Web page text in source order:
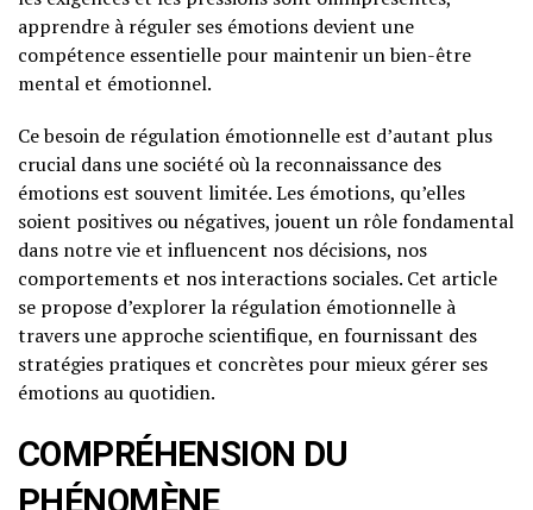
apprendre à réguler ses émotions devient une
compétence essentielle pour maintenir un bien-être
mental et émotionnel.
Ce besoin de régulation émotionnelle est d’autant plus
crucial dans une société où la reconnaissance des
émotions est souvent limitée. Les émotions, qu’elles
soient positives ou négatives, jouent un rôle fondamental
dans notre vie et influencent nos décisions, nos
comportements et nos interactions sociales. Cet article
se propose d’explorer la régulation émotionnelle à
travers une approche scientifique, en fournissant des
stratégies pratiques et concrètes pour mieux gérer ses
émotions au quotidien.
COMPRÉHENSION DU
PHÉNOMÈNE